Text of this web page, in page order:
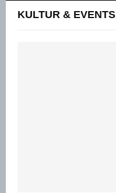
KULTUR & EVENTS